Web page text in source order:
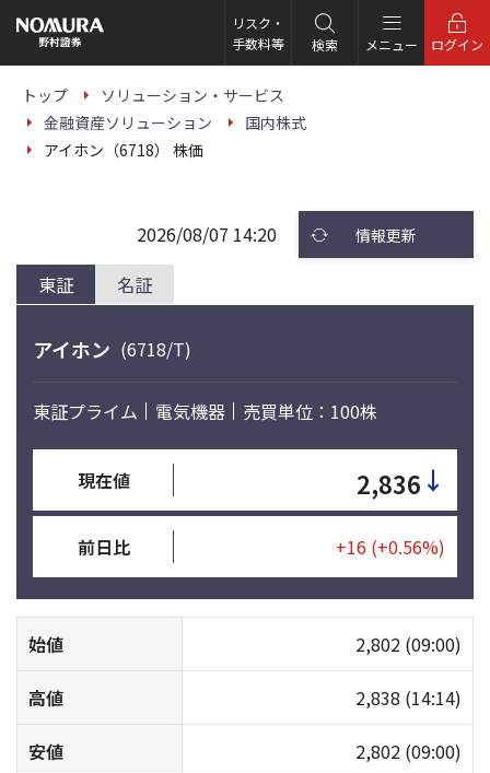
の
ー
リスク・
手数料等
検索 メニュー ログイン
トップ
ソリューション・サービス
金融資産ソリューション
国内株式
アイホン（6718） 株価
東証 名証
2026/08/07 14:20 情報更新
アイホン (6718/T)
東証プライム 電気機器 売買単位：100株
現在値 2,836 ↓
前日比 +16 (+0.56%)
始値 2,802 (09:00)
高値 2,838 (14:14)
安値 2,802 (09:00)